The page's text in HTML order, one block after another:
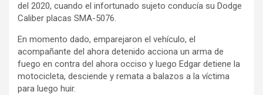
del 2020, cuando el infortunado sujeto conducía su Dodge
Caliber placas SMA-5076.
En momento dado, emparejaron el vehículo, el
acompañante del ahora detenido acciona un arma de
fuego en contra del ahora occiso y luego Edgar detiene la
motocicleta, desciende y remata a balazos a la víctima
para luego huir.